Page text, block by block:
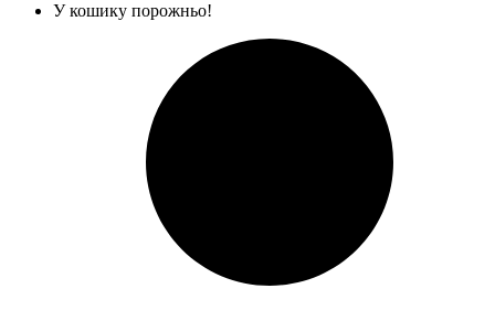
У кошику порожньо!